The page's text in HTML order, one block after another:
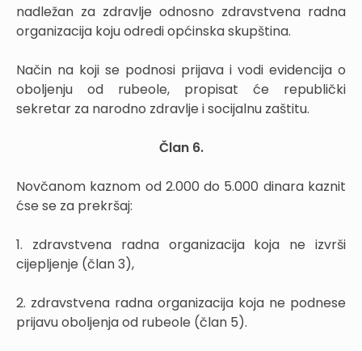
nadležan za zdravlje odnosno zdravstvena radna
organizacija koju odredi općinska skupština.
Način na koji se podnosi prijava i vodi evidencija o
oboljenju od rubeole, propisat će republički
sekretar za narodno zdravlje i socijalnu zaštitu.
Član 6.
Novčanom kaznom od 2.000 do 5.000 dinara kaznit
ćse se za prekršaj:
1. zdravstvena radna organizacija koja ne izvrši
cijepljenje (član 3),
2. zdravstvena radna organizacija koja ne podnese
prijavu oboljenja od rubeole (član 5).